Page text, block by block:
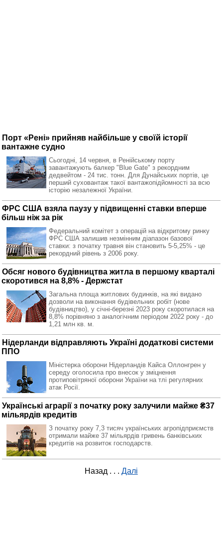
Порт «Рені» прийняв найбільше у своїй історії
вантажне судно
Сьогодні, 14 червня, в Ренійському порту
завантажують балкер "Blue Gate" з рекордним
дедвейтом - 24 тис. тонн. Для Дунайських портів, це
перший суховантаж такої вантажопідйомності за всю
історію незалежної України.
ФРС США взяла паузу у підвищенні ставки вперше
більш ніж за рік
Федеральний комітет з операцій на відкритому ринку
ФРС США залишив незмінним діапазон базової
ставки: з початку травня він становить 5-5,25% - це
рекордний рівень з 2006 року.
Обсяг нового будівництва житла в першому кварталі
скоротився на 8,8% - Держстат
Загальна площа житлових будинків, на які видано
дозволи на виконання будівельних робіт (нове
будівництво), у січні-березні 2023 року скоротилася на
8,8% порівняно з аналогічним періодом 2022 року - до
1,21 млн кв. м.
Нідерланди відправляють Україні додаткові системи
ППО
Міністерка оборони Нідерландів Кайса Оллонгрен у
середу оголосила про внесок у зміцнення
протиповітряної оборони України на тлі регулярних
атак Росії.
Українські аграрії з початку року залучили майже ₴37
мільярдів кредитів
З початку року 7,3 тисяч українських агропідприємств
отримали майже 37 мільярдів гривень банківських
кредитів на розвиток господарств.
Назад . . . Далі